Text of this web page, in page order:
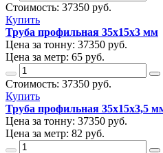
Стоимость: 37350 руб.
Купить
Труба профильная 35х15х3 мм
Цена за тонну: 37350 руб.
Цена за метр: 65 руб.
Стоимость: 37350 руб.
Купить
Труба профильная 35х15х3,5
Цена за тонну: 37350 руб.
Цена за метр: 82 руб.